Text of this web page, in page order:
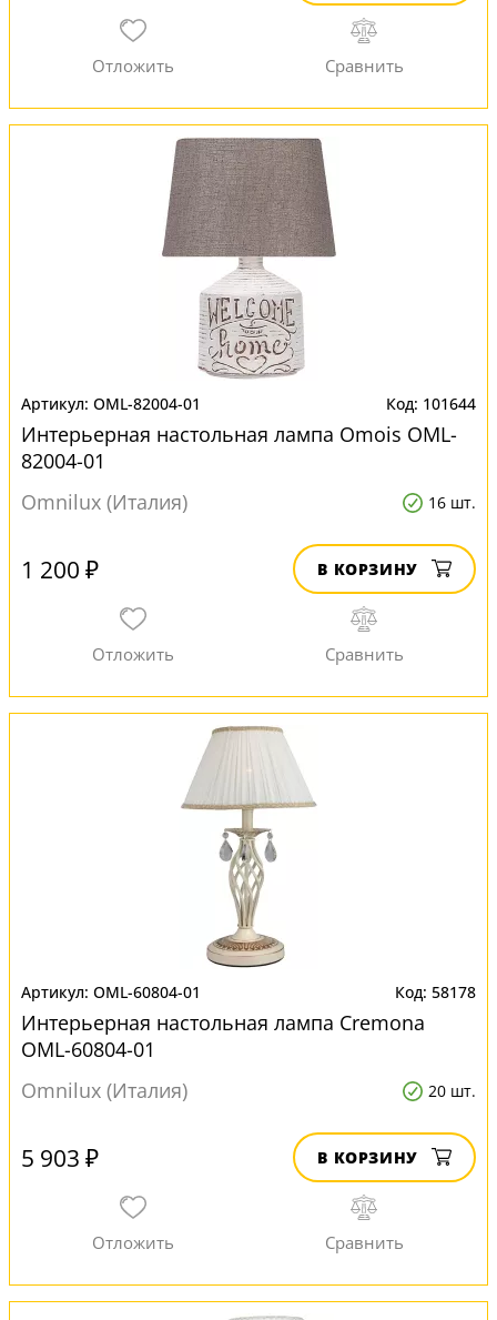
OML-82004-01 101644
Интерьерная настольная лампа Omois OML-
82004-01
Omnilux (Италия)
16 шт.
1 200 ₽ В КОРЗИНУ
OML-60804-01 58178
Интерьерная настольная лампа Cremona
OML-60804-01
Omnilux (Италия)
20 шт.
5 903 ₽ В КОРЗИНУ